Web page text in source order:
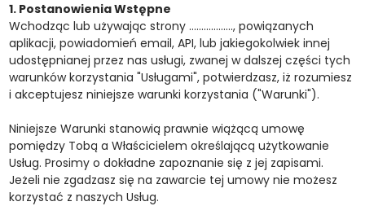
1. Postanowienia Wstępne
Wchodząc lub używając strony ………………, powiązanych
aplikacji, powiadomień email, API, lub jakiegokolwiek innej
udostępnianej przez nas usługi, zwanej w dalszej części tych
warunków korzystania "Usługami", potwierdzasz, iż rozumiesz
i akceptujesz niniejsze warunki korzystania ("Warunki").
Niniejsze Warunki stanowią prawnie wiążącą umowę
pomiędzy Tobą a Właścicielem określającą użytkowanie
Usług. Prosimy o dokładne zapoznanie się z jej zapisami.
Jeżeli nie zgadzasz się na zawarcie tej umowy nie możesz
korzystać z naszych Usług.